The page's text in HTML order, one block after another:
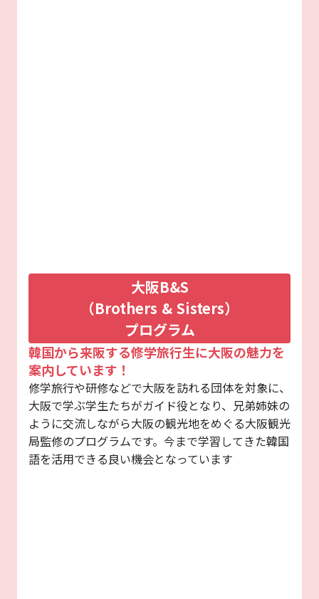
大阪B&S
（Brothers & Sisters）
プログラム
韓国から来阪する修学旅行生に大阪の魅力を
案内しています！
修学旅行や研修などで大阪を訪れる団体を対象に、
大阪で学ぶ学生たちがガイド役となり、兄弟姉妹の
ように交流しながら大阪の観光地をめぐる大阪観光
局監修のプログラムです。今まで学習してきた韓国
語を活用できる良い機会となっています